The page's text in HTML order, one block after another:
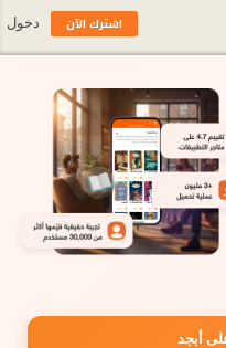
أبجد
اشترك الآن دخول